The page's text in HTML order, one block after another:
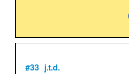
#33 j.t.d.